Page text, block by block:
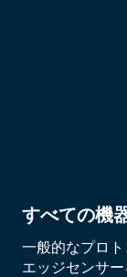
すべての機
一般的なプロト
エッジセンサ